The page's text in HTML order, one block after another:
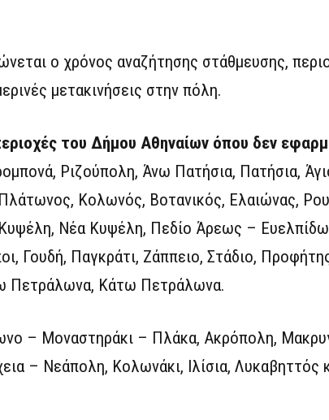
ο χρόνος αναζήτησης στάθμευσης,
μετακινήσεις στην πόλη.
του Δήμου Αθηναίων όπου δεν
Ριζούπολη, Άνω Πατήσια, Πατήσια,
Πλάτωνος, Κολωνός, Βοτανικός, Ελαιώνας,
Νέα Κυψέλη, Πεδίο Άρεως –
Γουδή, Παγκράτι, Ζάππειο, Στάδιο,
Πετράλωνα, Κάτω Πετράλωνα.
– Μοναστηράκι – Πλάκα, Ακρόπολη,
– Νεάπολη, Κολωνάκι, Ιλίσια, Λυκαβηττός